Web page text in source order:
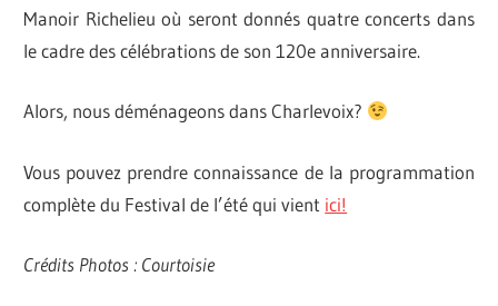
Manoir Richelieu où seront donnés quatre concerts dans
le cadre des célébrations de son 120e anniversaire.
Alors, nous déménageons dans Charlevoix?
Vous pouvez prendre connaissance de la programmation
complète du Festival de l’été qui vient ici!
Crédits Photos : Courtoisie